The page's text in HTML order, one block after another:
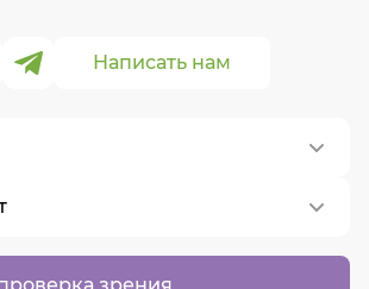
зрения
Написать нам